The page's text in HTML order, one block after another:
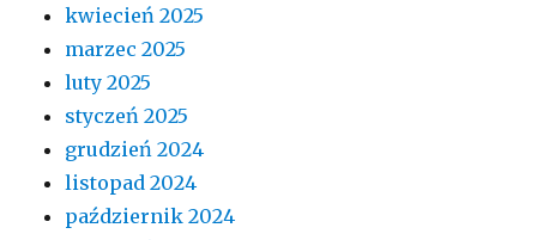
kwiecień 2025
marzec 2025
luty 2025
styczeń 2025
grudzień 2024
listopad 2024
październik 2024